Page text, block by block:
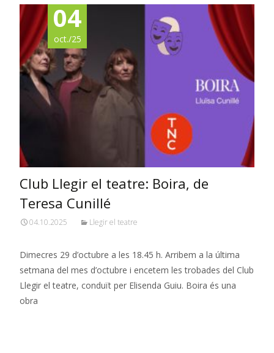
04
oct./25
Club Llegir el teatre: Boira, de
Teresa Cunillé
04.10.2025 Llegir el teatre
Dimecres 29 d’octubre a les 18.45 h. Arribem a la última
setmana del mes d’octubre i encetem les trobades del Club
Llegir el teatre, conduït per Elisenda Guiu. Boira és una
obra